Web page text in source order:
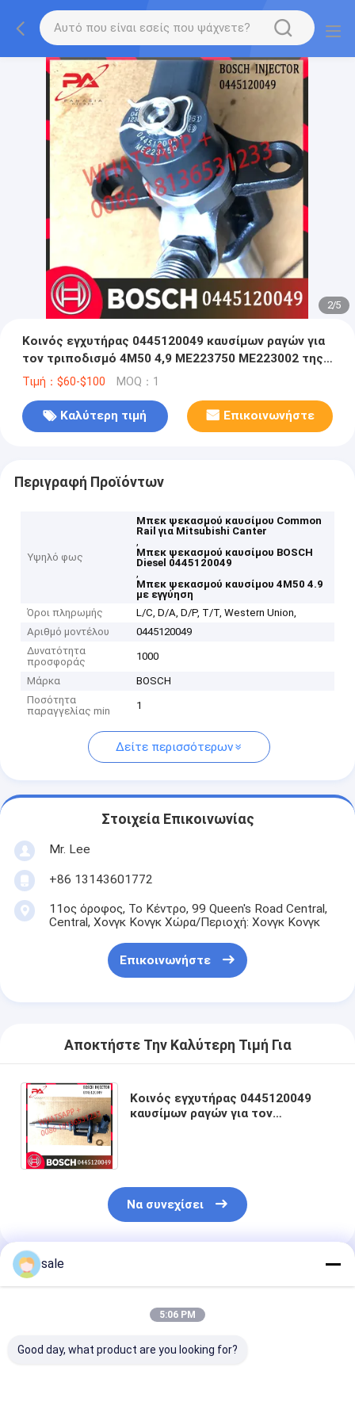
2/5
Κοινός εγχυτήρας 0445120049 καυσίμων ραγών για
τον τριποδισμό 4M50 4,9 ME223750 ME223002 της
MITSUBISHI
Τιμή：$60-$100 MOQ：1
Καλύτερη τιμή Επικοινωνήστε
Περιγραφή Προϊόντων
Υψηλό φως
Μπεκ ψεκασμού καυσίμου Common
Rail για Mitsubishi Canter
,
Μπεκ ψεκασμού καυσίμου BOSCH
Diesel 0445120049
,
Μπεκ ψεκασμού καυσίμου 4M50 4.9
με εγγύηση
Όροι πληρωμής
L/C, D/A, D/P, T/T, Western Union,
Αριθμό μοντέλου
0445120049
Δυνατότητα
προσφοράς
1000
Μάρκα
BOSCH
Ποσότητα
παραγγελίας min
1
Δείτε περισσότερων
Στοιχεία Επικοινωνίας
Mr. Lee
+86 13143601772
11ος όροφος, Το Κέντρο, 99 Queen's Road Central,
Central, Χονγκ Κονγκ Χώρα/Περιοχή: Χονγκ Κονγκ
Επικοινωνήστε
Αποκτήστε Την Καλύτερη Τιμή Για
Κοινός εγχυτήρας 0445120049
καυσίμων ραγών για τον
Να συνεχίσει
Συνιστώμενα Προϊόντα
sale
5:06 PM
Good day, what product are you looking for?